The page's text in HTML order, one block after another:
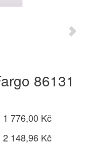
86131
1 776,00 Kč
2 148,96 Kč